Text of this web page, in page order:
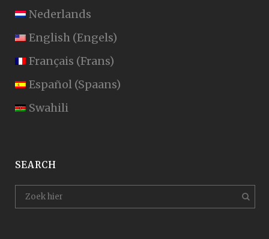
Nederlands
English (Engels)
Français (Frans)
Español (Spaans)
Swahili
SEARCH